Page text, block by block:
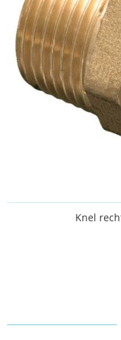
Knel